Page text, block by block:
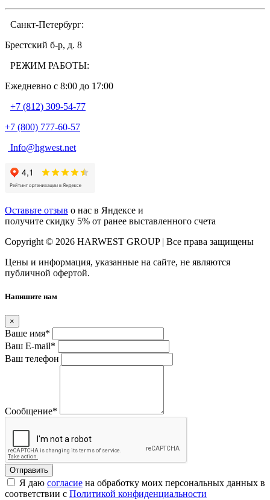
Санкт-Петербург:
Брестский б-р, д. 8
РЕЖИМ РАБОТЫ:
Ежедневно c 8:00 до 17:00
+7 (812) 309-54-77
+7 (800) 777-60-57
Info@hgwest.net
Оставьте отзыв о нас в Яндексе и
получите скидку 5% от ранее выставленного счета
Copyright © 2026 HARWEST GROUP | Все права защищены
Цены и информация, указанные на сайте, не являются
публичной офертой.
Напишите нам
×
Ваше имя*
Ваш E-mail*
Ваш телефон
Сообщение*
Я даю согласие на обработку моих персональных данных в
соответствии с Политикой конфиденциальности